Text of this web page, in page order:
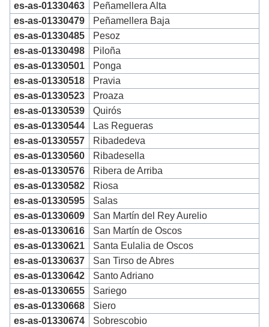
es-as-01330463
Peñamellera Alta
es-as-01330479
Peñamellera Baja
es-as-01330485
Pesoz
es-as-01330498
Piloña
es-as-01330501
Ponga
es-as-01330518
Pravia
es-as-01330523
Proaza
es-as-01330539
Quirós
es-as-01330544
Las Regueras
es-as-01330557
Ribadedeva
es-as-01330560
Ribadesella
es-as-01330576
Ribera de Arriba
es-as-01330582
Riosa
es-as-01330595
Salas
es-as-01330609
San Martín del Rey Aurelio
es-as-01330616
San Martín de Oscos
es-as-01330621
Santa Eulalia de Oscos
es-as-01330637
San Tirso de Abres
es-as-01330642
Santo Adriano
es-as-01330655
Sariego
es-as-01330668
Siero
es-as-01330674
Sobrescobio